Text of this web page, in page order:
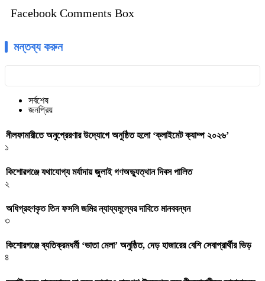
Facebook Comments Box
মন্তব্য করুন
সর্বশেষ
জনপ্রিয়
নীলফামারীতে অনুপ্রেরণার উদ্যোগে অনুষ্ঠিত হলো ‘ক্লাইমেট ক্যাম্প ২০২৬’
১
কিশোরগঞ্জে যথাযোগ্য মর্যাদায় জুলাই গণঅভ্যুত্থান দিবস পালিত
২
অধিগ্রহণকৃত তিন ফসলি জমির ন্যায্যমূল্যের দাবিতে মানববন্ধন
৩
কিশোরগঞ্জে ব্যতিক্রমধর্মী ‘ভাতা মেলা’ অনুষ্ঠিত, দেড় হাজারের বেশি সেবাপ্রার্থীর ভিড়
৪